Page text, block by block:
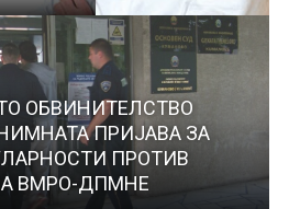
ОБВИНИТЕЛСТВО
ПРИЈАВА ЗА
ПРОТИВ
ВМРО-ДПМНЕ